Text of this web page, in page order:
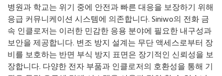
병원과 학교는 위기 중에 안전과 빠른 대응을 보장하기 위해
응급 커뮤니케이션 시스템에 의존합니다. Siniwo의 전화 금
속 인클로저는 이러한 민감한 응용 분야에 필요한 내구성과
보안을 제공합니다. 변조 방지 설계는 무단 액세스로부터 장
비를 보호하는 반면 부식 방지 표면은 장기적인 신뢰성을 보
장합니다. 다양한 전자 부품과 인클로저의 호환성을 통해 기